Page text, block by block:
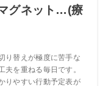
グネット…(療
り替えが極度に苦手な
夫を重ねる毎日です。
りやすい行動予定表が